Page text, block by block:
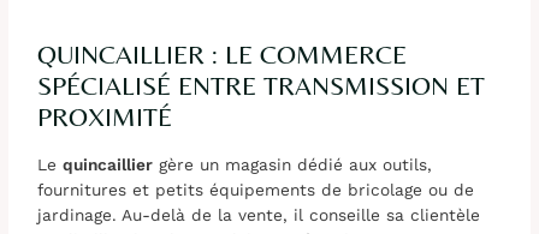
QUINCAILLIER : LE COMMERCE
SPÉCIALISÉ ENTRE TRANSMISSION ET
PROXIMITÉ
Lequincaillier gère un magasin dédié aux outils,
fournitures et petits équipements de bricolage ou de
jardinage. Au-delà de la vente, il conseille sa clientèle